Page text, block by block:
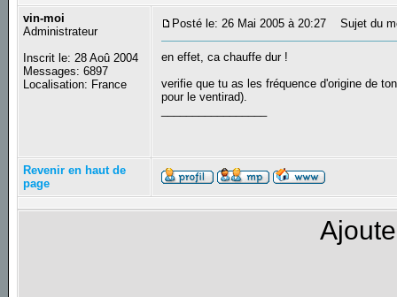
vin-moi
Administrateur
Inscrit le: 28 Aoû 2004
Messages: 6897
Localisation: France
Posté le: 26 Mai 2005 à 20:27 Sujet du
en effet, ca chauffe dur !
verifie que tu as les fréquence d'origine de
pour le ventirad).
Revenir en haut de
page